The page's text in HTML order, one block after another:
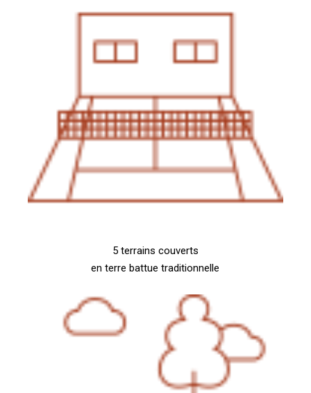
5 terrains couverts
en terre battue traditionnelle